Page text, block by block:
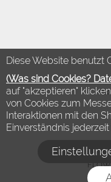
Diese Website benutzt
(Was sind Cookies?
auf "akzeptieren"
von Cookies zum
Interaktionen mit den
Einverständnis